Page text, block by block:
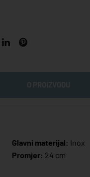
Glavni materijal: Inox
Promjer: 24 cm